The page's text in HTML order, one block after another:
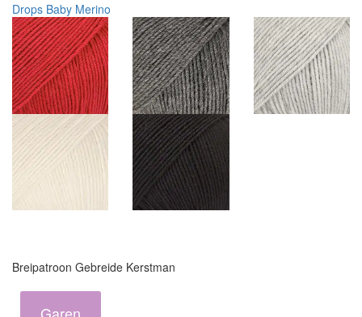
Drops Baby Merino
Breipatroon Gebreide Kerstman